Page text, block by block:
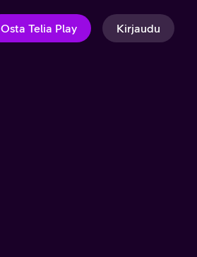
Osta Telia Play Kirjaudu